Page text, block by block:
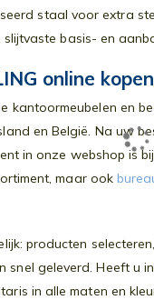
staal voor extra
basis- en
online kopen
kantoormeubelen en
en België. Na uw
in onze webshop
maar ook
producten
geleverd. Heeft u
in alle maten en